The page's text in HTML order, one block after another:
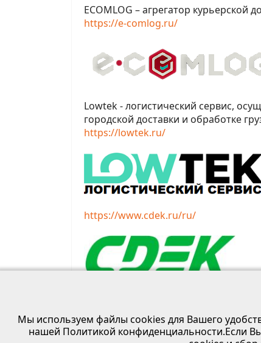
ECOMLOG – агрегатор курьерской
https://e-comlog.ru/
Lowtek- логистический сервис,
городской доставки и обработке
https://lowtek.ru/
https://www.cdek.ru/ru/
Мы используем файлы cookies для Вашего
нашей Политикой конфиденциальности.Если